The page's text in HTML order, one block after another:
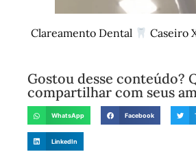
Clareamento Dental Caseiro
Gostou desse conteúdo?
compartilhar com seus
WhatsApp Facebook
LinkedIn